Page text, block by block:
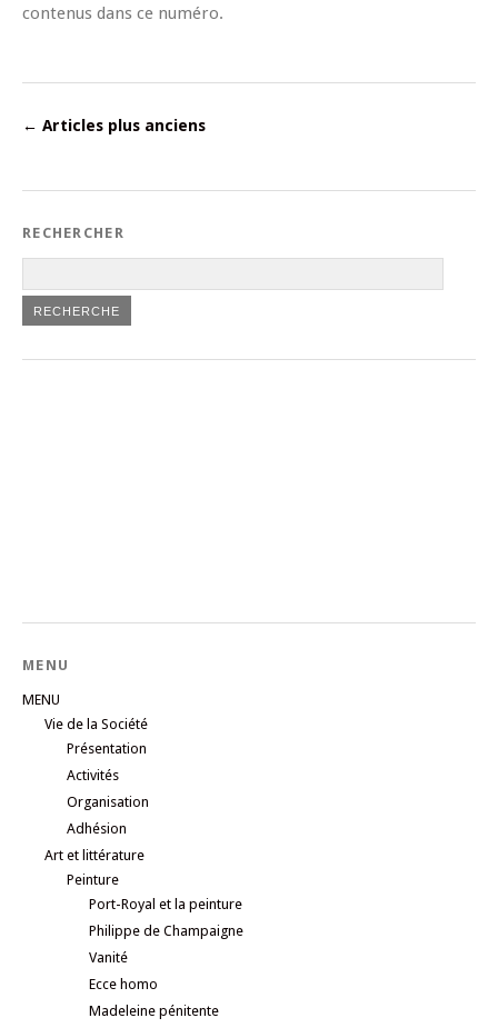
contenus dans ce numéro.
← Articles plus anciens
RECHERCHER
MENU
MENU
Vie de la Société
Présentation
Activités
Organisation
Adhésion
Art et littérature
Peinture
Port-Royal et la peinture
Philippe de Champaigne
Vanité
Ecce homo
Madeleine pénitente